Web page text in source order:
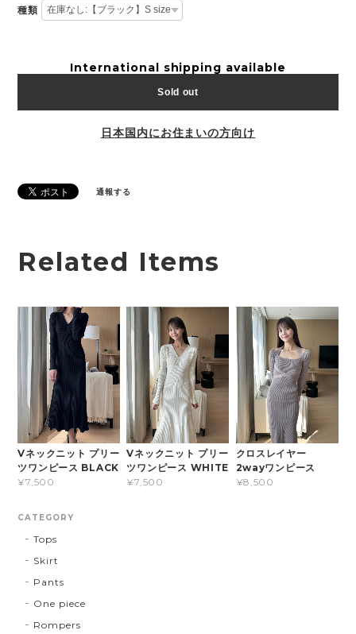
種類
International shipping available
Sold out
日本国内にお住まいの方向け
通報する
Related Items
Vネックニット プリー
ツワンピース BLACK
¥7,500
Vネックニット プリー
ツワンピース WHITE
¥7,500
クロスレイヤー
2wayワンピース
¥8,500
CATEGORY
Tops
Skirt
Pants
One piece
Rompers